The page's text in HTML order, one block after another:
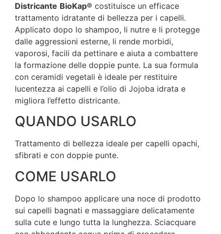
Districante BioKap® costituisce un efficace
trattamento idratante di bellezza per i capelli.
Applicato dopo lo shampoo, li nutre e li protegge
dalle aggressioni esterne, li rende morbidi,
vaporosi, facili da pettinare e aiuta a combattere
la formazione delle doppie punte. La sua formula
con ceramidi vegetali è ideale per restituire
lucentezza ai capelli e l’olio di Jojoba idrata e
migliora l’effetto districante.
QUANDO USARLO
Trattamento di bellezza ideale per capelli opachi,
sfibrati e con doppie punte.
COME USARLO
Dopo lo shampoo applicare una noce di prodotto
sui capelli bagnati e massaggiare delicatamente
sulla cute e lungo tutta la lunghezza. Sciacquare